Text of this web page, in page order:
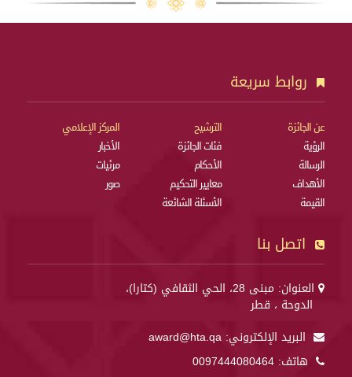
روابط سريعة
عن الجائزة
الرؤية
الرسالة
الأهداف
القيمة
الترشيح
فئات الجائزة
الأحكام
معايير التحكيم
الأسئلة الشائعة
المركز الإعلامي
الأخبار
مرئيات
صور
اتصل بنا
العنوان: مبنى 28، الحي الثقافي (كتارا)،
الدوحة ، قطر
البريد الإلكتروني: award@hta.qa
هاتف: 0097444080464